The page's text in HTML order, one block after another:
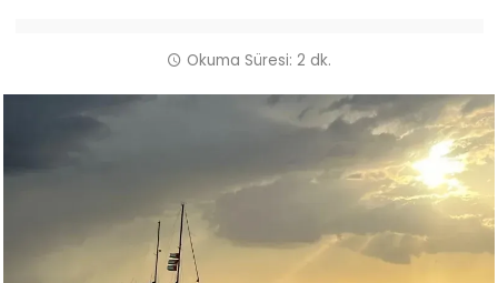
Okuma Süresi: 2 dk.